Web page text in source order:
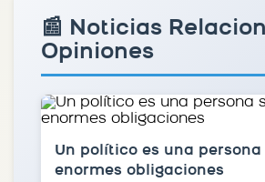
📰 Noticias
Opiniones
Un político es una
enormes obligaciones